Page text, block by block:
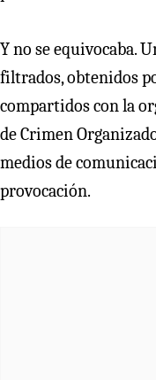
Y no se equivocaba.
filtrados, obtenidos
compartidos con la
de Crimen
medios de
provocación.